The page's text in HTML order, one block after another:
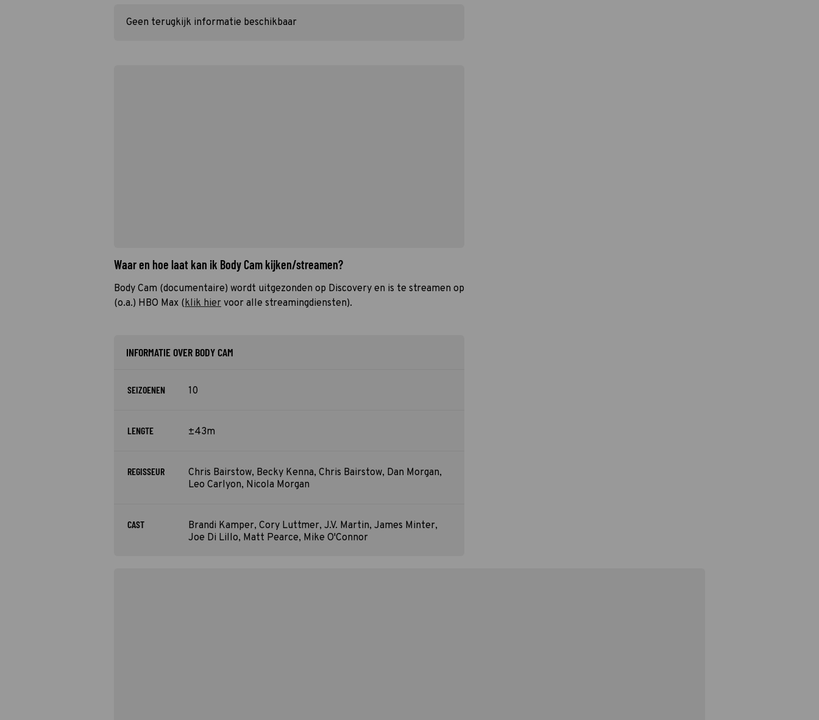
Geen terugkijk informatie beschikbaar
Waar en hoe laat kan ik Body Cam kijken/streamen?
Body Cam (documentaire) wordt uitgezonden op Discovery en is te streamen op
(o.a.) HBO Max (klik hier voor alle streamingdiensten).
INFORMATIE OVER BODY CAM
SEIZOENEN 10
LENGTE ±43m
REGISSEUR
Chris Bairstow, Becky Kenna, Chris Bairstow, Dan Morgan,
Leo Carlyon, Nicola Morgan
CAST
Brandi Kamper, Cory Luttmer, J.V. Martin, James Minter,
Joe Di Lillo, Matt Pearce, Mike O'Connor